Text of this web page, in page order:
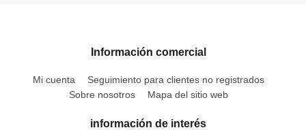
Información comercial
Mi cuenta
Seguimiento para clientes no registrados
Sobre nosotros
Mapa del sitio web
información de interés